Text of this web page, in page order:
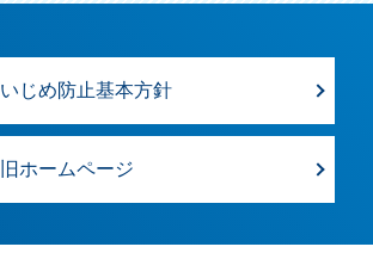
いじめ防止基本方針
旧ホームページ